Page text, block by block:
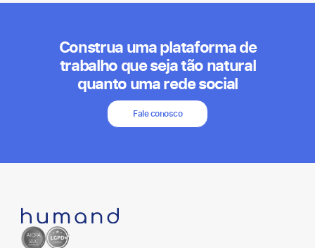
Construa uma plataforma de
trabalho que seja tão natural
quanto uma rede social
Fale conosco